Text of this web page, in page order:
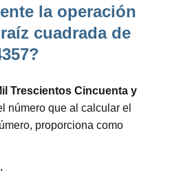
la operación
cuadrada de
Trescientos Cincuenta y
número que al calcular el
proporciona como